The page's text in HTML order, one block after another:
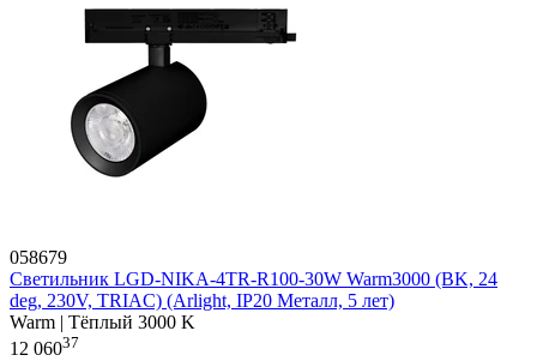
058679
Светильник LGD-NIKA-4TR-R100-30W Warm3000 (BK, 24
deg, 230V, TRIAC) (Arlight, IP20 Металл, 5 лет)
Warm | Тёплый 3000 K
12 06037